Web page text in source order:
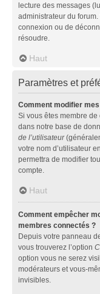
lecture des messages
administrateur du
connexion ou de
résoudre.
Haut
Paramètres et
Comment modifier
Si vous êtes membre
dans notre base de
de l’utilisateur
votre nom d’utilisateur
permettra de modifier
compte.
Haut
Comment empêcher
membres connectés ?
Depuis votre panneau
vous trouverez l’option
option vous ne serez
modérateurs et vous-
invisibles.